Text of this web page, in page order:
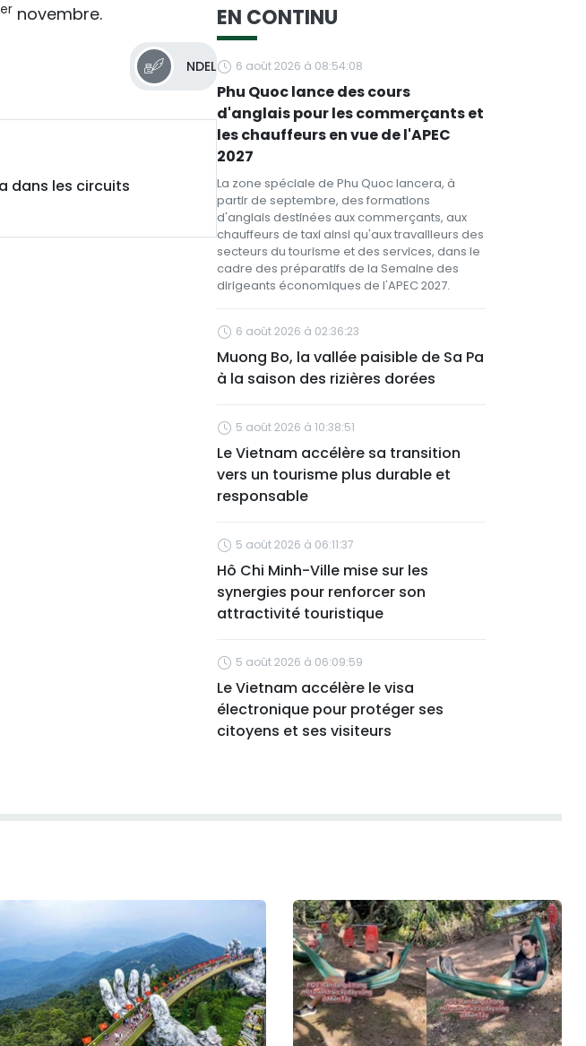
er novembre.
NDEL
dans les circuits
EN CONTINU
6 août 2026 à 08:54:08
Phu Quoc lance des cours
d'anglais pour les commerçants et
les chauffeurs en vue de l'APEC
2027
La zone spéciale de Phu Quoc lancera, à
partir de septembre, des formations
d'anglais destinées aux commerçants, aux
chauffeurs de taxi ainsi qu'aux travailleurs des
secteurs du tourisme et des services, dans le
cadre des préparatifs de la Semaine des
dirigeants économiques de l'APEC 2027.
6 août 2026 à 02:36:23
Muong Bo, la vallée paisible de Sa Pa
à la saison des rizières dorées
5 août 2026 à 10:38:51
Le Vietnam accélère sa transition
vers un tourisme plus durable et
responsable
5 août 2026 à 06:11:37
Hô Chi Minh-Ville mise sur les
synergies pour renforcer son
attractivité touristique
5 août 2026 à 06:09:59
Le Vietnam accélère le visa
électronique pour protéger ses
citoyens et ses visiteurs